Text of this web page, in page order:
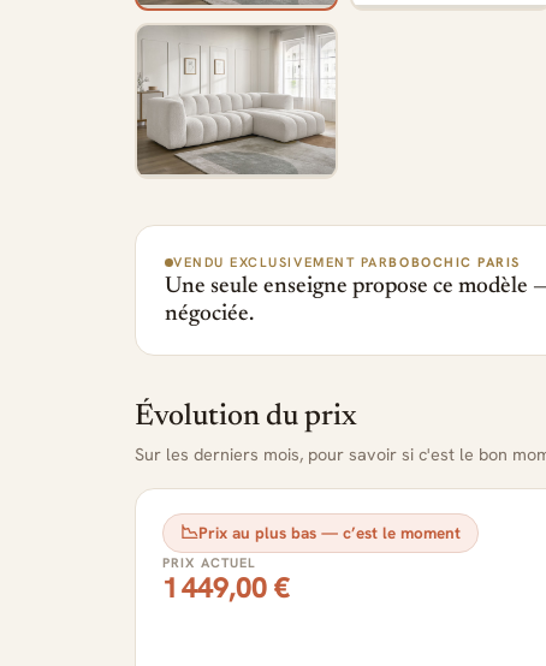
VENDU EXCLUSIVEMENT PARBOBOCHIC PARIS
Une seule enseigne propose ce modèle
négociée.
Évolution du prix
Sur les derniers mois, pour savoir si c'est le bon
📉Prix au plus bas — c’est le moment
PRIX ACTUEL
1 449,00 €